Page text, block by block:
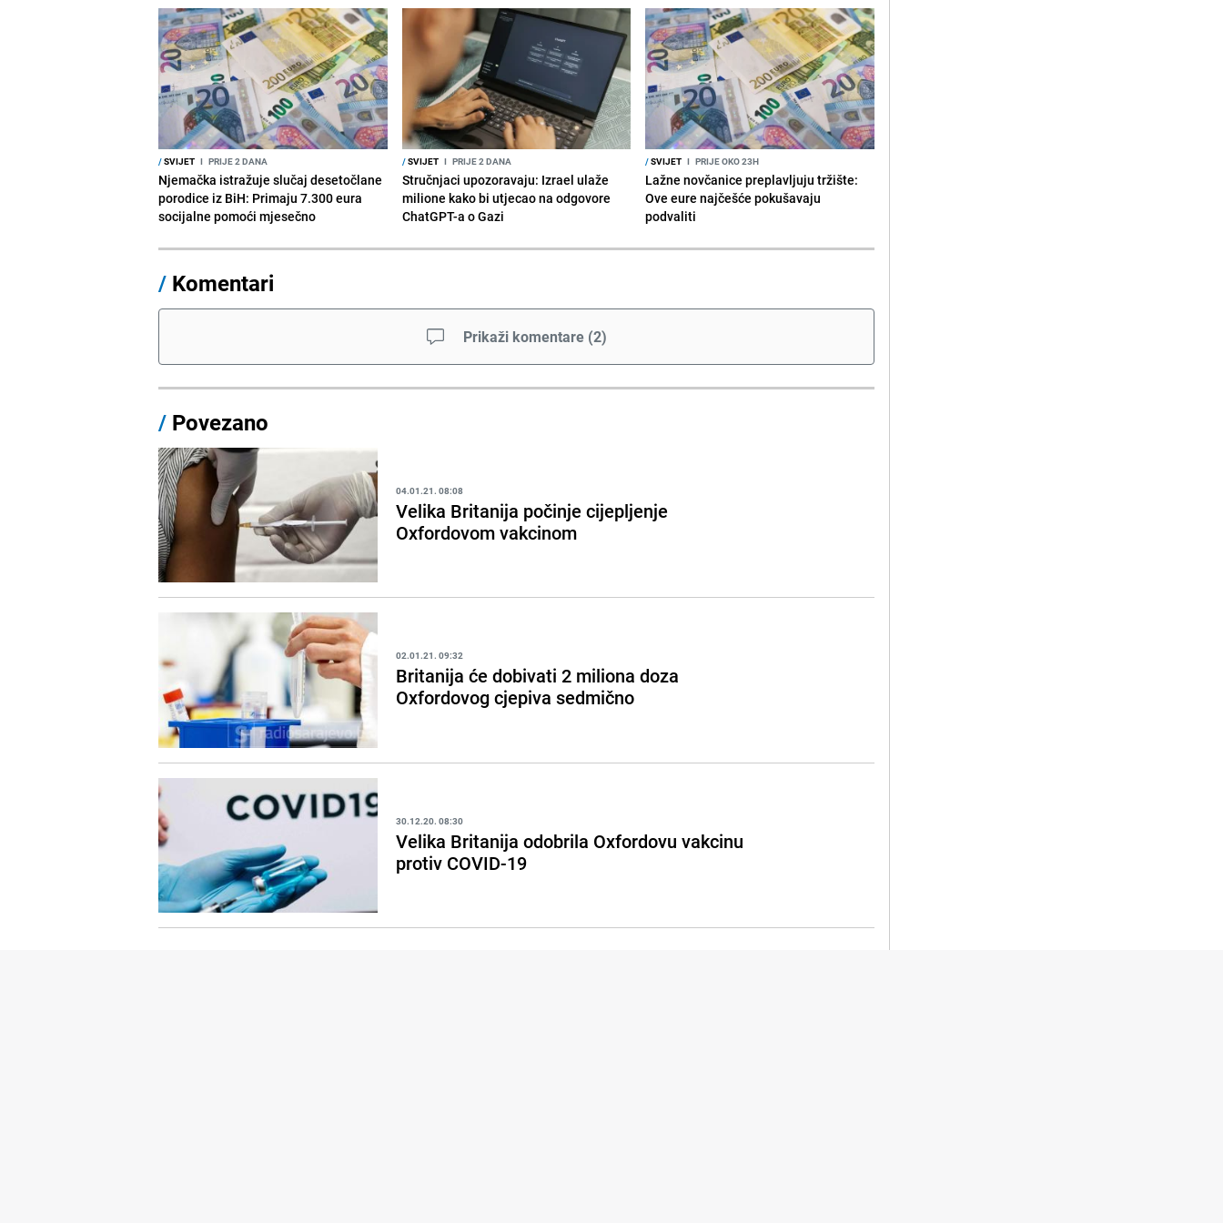
/SVIJET I PRIJE 2 DANA
Njemačka istražuje slučaj desetočlane
porodice iz BiH: Primaju 7.300 eura
socijalne pomoći mjesečno
/SVIJET I PRIJE 2 DANA
Stručnjaci upozoravaju: Izrael ulaže
milione kako bi utjecao na odgovore
ChatGPT-a o Gazi
/SVIJET I PRIJE OKO 23H
Lažne novčanice preplavljuju tržište:
Ove eure najčešće pokušavaju
podvaliti
/ Komentari
Prikaži komentare (2)
/ Povezano
04.01.21. 08:08
Velika Britanija počinje cijepljenje
Oxfordovom vakcinom
02.01.21. 09:32
Britanija će dobivati 2 miliona doza
Oxfordovog cjepiva sedmično
30.12.20. 08:30
Velika Britanija odobrila Oxfordovu vakcinu
protiv COVID-19